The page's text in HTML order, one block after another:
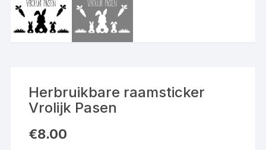
Herbruikbare raamsticker
Vrolijk Pasen
€8.00